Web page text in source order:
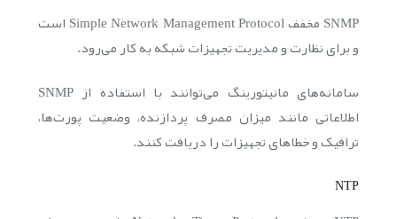
SNMP مخفف Simple Network Management Protocol است
و برای نظارت و مدیریت تجهیزات شبکه به کار می‌رود.
سامانه‌های مانیتورینگ می‌توانند با استفاده از SNMP
اطلاعاتی مانند میزان مصرف پردازنده، وضعیت پورت‌ها،
ترافیک و خطاهای تجهیزات را دریافت کنند.
NTP